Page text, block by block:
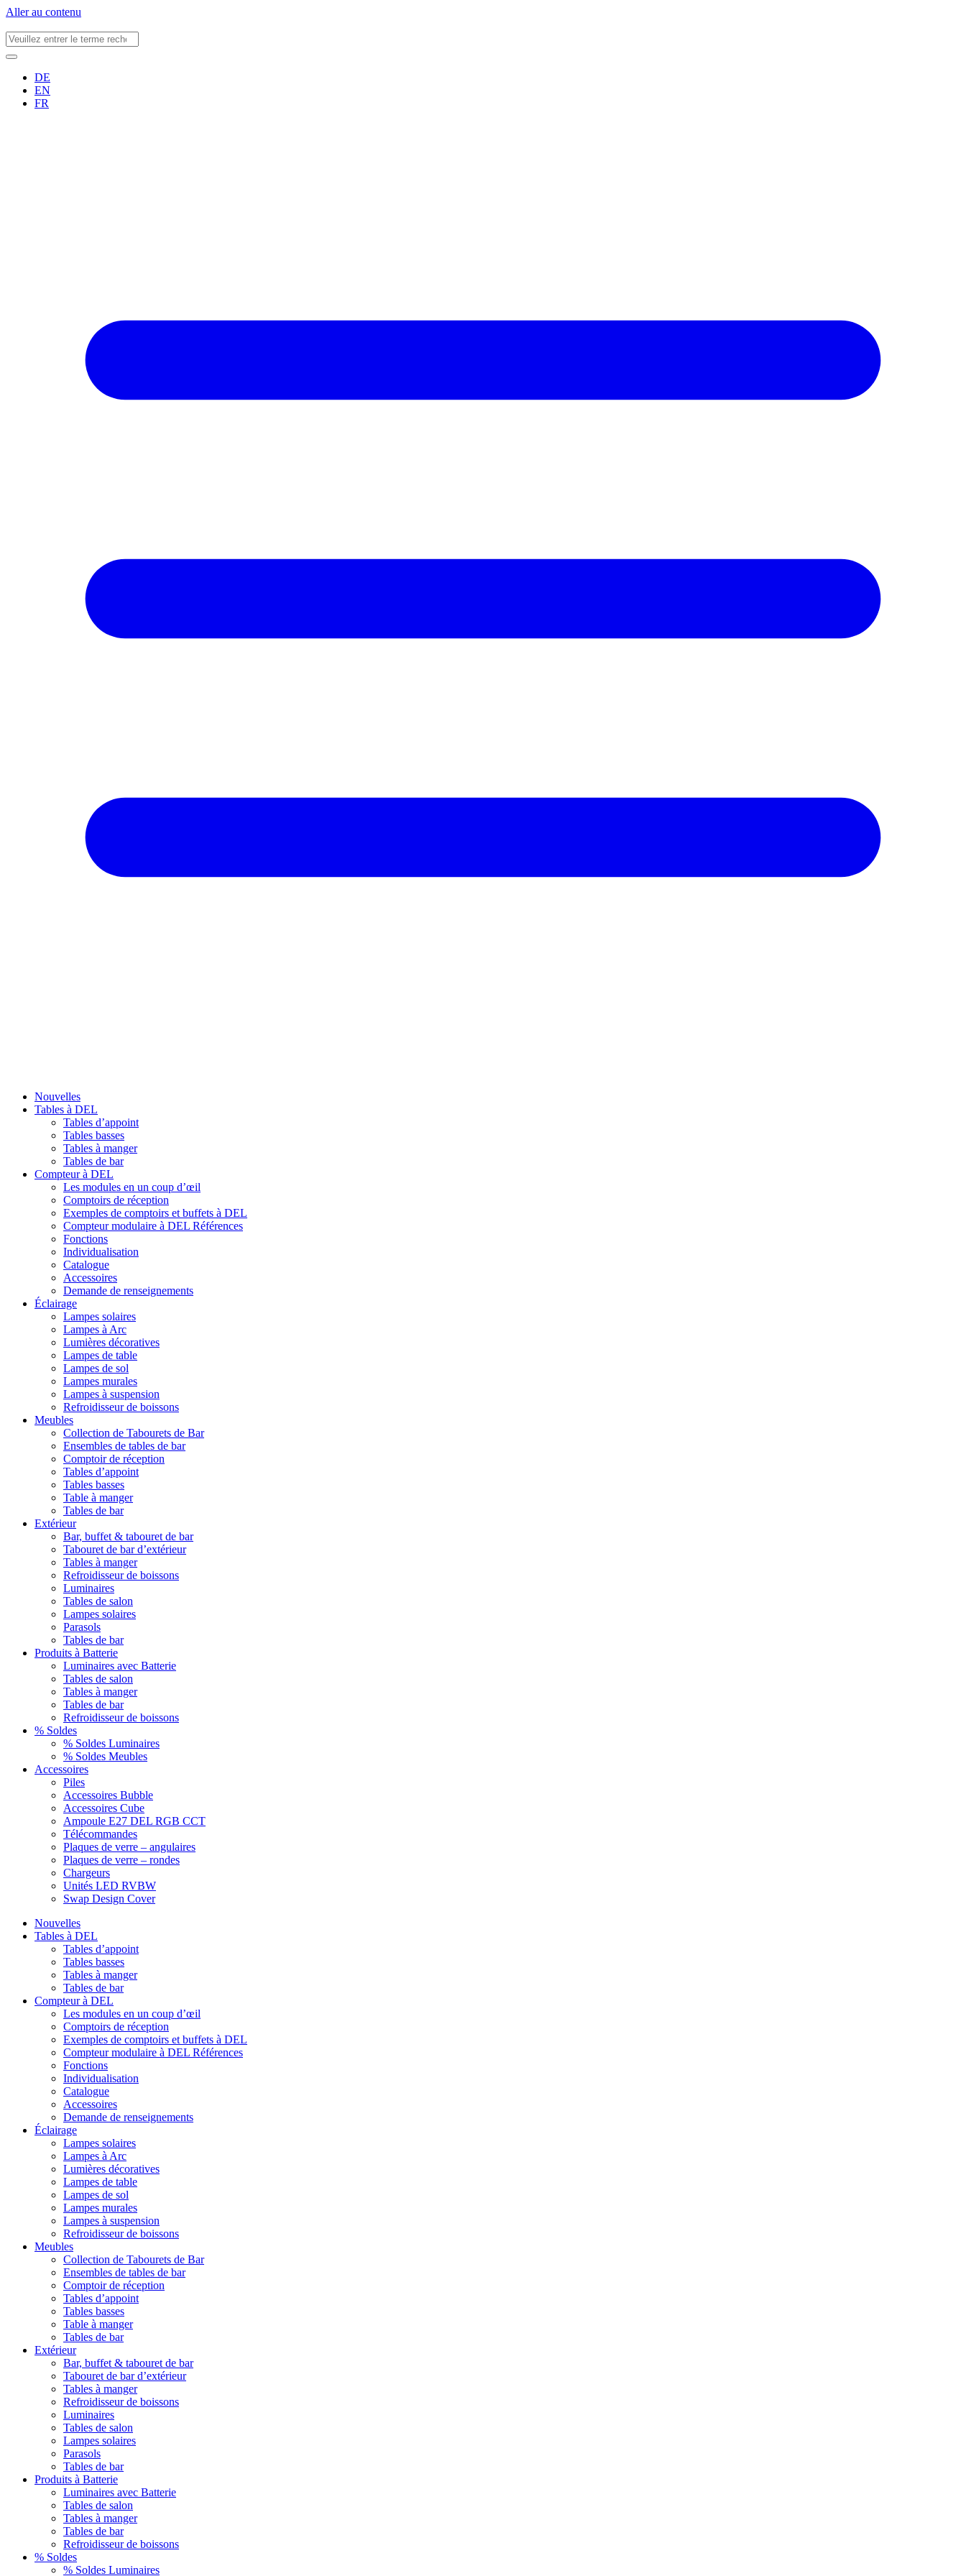
Aller au contenu
DE
EN
FR
Nouvelles
Tables à DEL
Tables d’appoint
Tables basses
Tables à manger
Tables de bar
Compteur à DEL
Les modules en un coup d’œil
Comptoirs de réception
Exemples de comptoirs et buffets à DEL
Compteur modulaire à DEL Références
Fonctions
Individualisation
Catalogue
Accessoires
Demande de renseignements
Éclairage
Lampes solaires
Lampes à Arc
Lumières décoratives
Lampes de table
Lampes de sol
Lampes murales
Lampes à suspension
Refroidisseur de boissons
Meubles
Collection de Tabourets de Bar
Ensembles de tables de bar
Comptoir de réception
Tables d’appoint
Tables basses
Table à manger
Tables de bar
Extérieur
Bar, buffet & tabouret de bar
Tabouret de bar d’extérieur
Tables à manger
Refroidisseur de boissons
Luminaires
Tables de salon
Lampes solaires
Parasols
Tables de bar
Produits à Batterie
Luminaires avec Batterie
Tables de salon
Tables à manger
Tables de bar
Refroidisseur de boissons
% Soldes
% Soldes Luminaires
% Soldes Meubles
Accessoires
Piles
Accessoires Bubble
Accessoires Cube
Ampoule E27 DEL RGB CCT
Télécommandes
Plaques de verre – angulaires
Plaques de verre – rondes
Chargeurs
Unités LED RVBW
Swap Design Cover
Nouvelles
Tables à DEL
Tables d’appoint
Tables basses
Tables à manger
Tables de bar
Compteur à DEL
Les modules en un coup d’œil
Comptoirs de réception
Exemples de comptoirs et buffets à DEL
Compteur modulaire à DEL Références
Fonctions
Individualisation
Catalogue
Accessoires
Demande de renseignements
Éclairage
Lampes solaires
Lampes à Arc
Lumières décoratives
Lampes de table
Lampes de sol
Lampes murales
Lampes à suspension
Refroidisseur de boissons
Meubles
Collection de Tabourets de Bar
Ensembles de tables de bar
Comptoir de réception
Tables d’appoint
Tables basses
Table à manger
Tables de bar
Extérieur
Bar, buffet & tabouret de bar
Tabouret de bar d’extérieur
Tables à manger
Refroidisseur de boissons
Luminaires
Tables de salon
Lampes solaires
Parasols
Tables de bar
Produits à Batterie
Luminaires avec Batterie
Tables de salon
Tables à manger
Tables de bar
Refroidisseur de boissons
% Soldes
% Soldes Luminaires